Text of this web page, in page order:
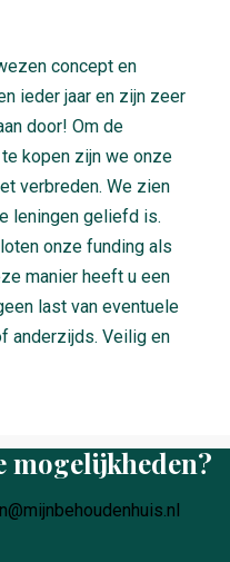
concept en
ieder jaar en zijn zeer
door! Om de
kopen zijn we onze
verbreden. We zien
leningen geliefd is.
onze funding als
manier heeft u een
last van eventuele
anderzijds. Veilig en
mogelijkheden?